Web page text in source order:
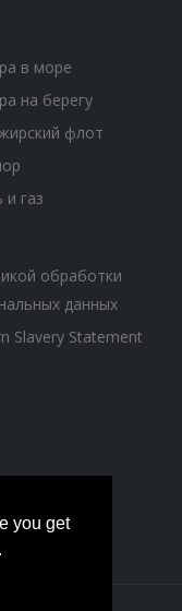
you get
в море
на берегу
флот
газ
обработки
данных
Slavery Statement